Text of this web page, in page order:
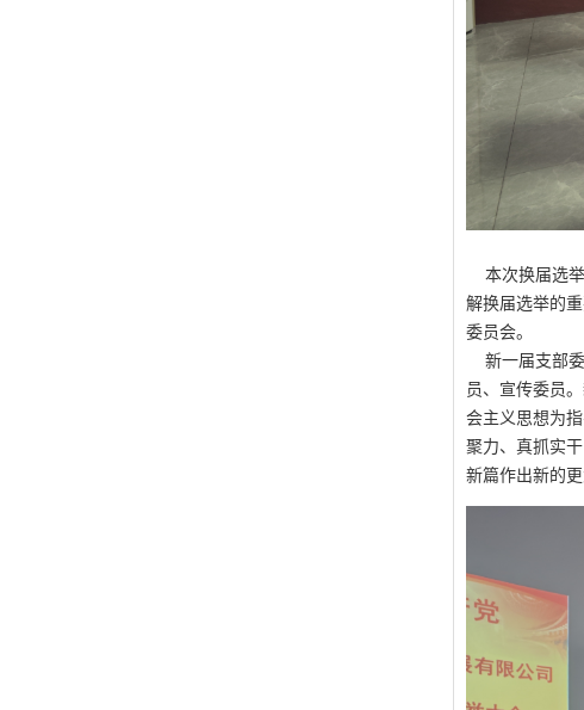
本次换届选
解换届选举的
委员会。
新一届支部
员、宣传委员
会主义思想为
聚力、真抓实
新篇作出新的更